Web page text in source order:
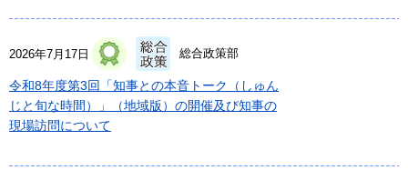
2026年7月17日 総合政策部
令和8年度第3回「知事との本音トーク（しゅん
じと旬な時間）」（地域版）の開催及び知事の
現場訪問について